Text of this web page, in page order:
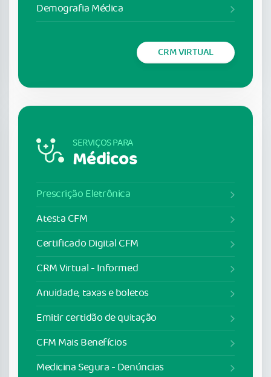
Demografia Médica
CRM VIRTUAL
SERVIÇOS PARA
Médicos
Prescrição Eletrônica
Atesta CFM
Certificado Digital CFM
CRM Virtual - Informed
Anuidade, taxas e boletos
Emitir certidão de quitação
CFM Mais Benefícios
Medicina Segura - Denúncias